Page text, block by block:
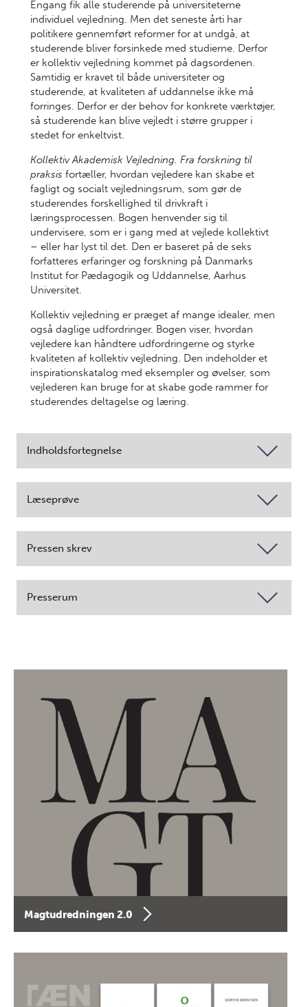
Engang fik alle studerende på universiteterne
individuel vejledning. Men det seneste årti har
politikere gennemført reformer for at undgå, at
studerende bliver forsinkede med studierne. Derfor
er kollektiv vejledning kommet på dagsordenen.
Samtidig er kravet til både universiteter og
studerende, at kvaliteten af uddannelse ikke må
forringes. Derfor er der behov for konkrete værktøjer,
så studerende kan blive vejledt i større grupper i
stedet for enkeltvist.
Kollektiv Akademisk Vejledning. Fra forskning til
praksis fortæller, hvordan vejledere kan skabe et
fagligt og socialt vejledningsrum, som gør de
studerendes forskellighed til drivkraft i
læringsprocessen. Bogen henvender sig til
undervisere, som er i gang med at vejlede kollektivt
– eller har lyst til det. Den er baseret på de seks
forfatteres erfaringer og forskning på Danmarks
Institut for Pædagogik og Uddannelse, Aarhus
Universitet.
Kollektiv vejledning er præget af mange idealer, men
også daglige udfordringer. Bogen viser, hvordan
vejledere kan håndtere udfordringerne og styrke
kvaliteten af kollektiv vejledning. Den indeholder et
inspirationskatalog med eksempler og øvelser, som
vejlederen kan bruge for at skabe gode rammer for
studerendes deltagelse og læring.
Indholdsfortegnelse
Læseprøve
Pressen skrev
Presserum
Magtudredningen 2.0